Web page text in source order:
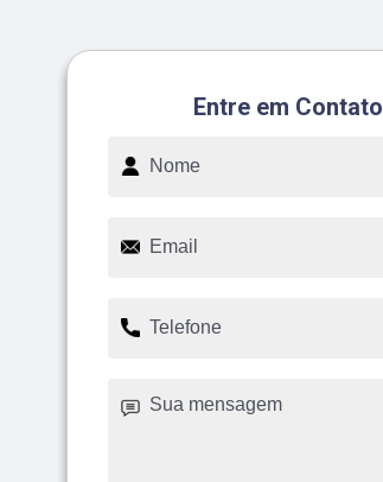
Entre em Contato